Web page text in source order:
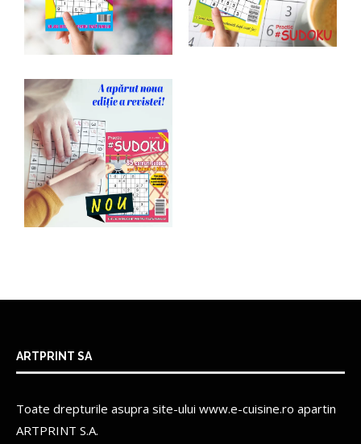
ARTPRINT SA
Toate drepturile asupra site-ului www.e-cuisine.ro apartin
ARTPRINT S.A.